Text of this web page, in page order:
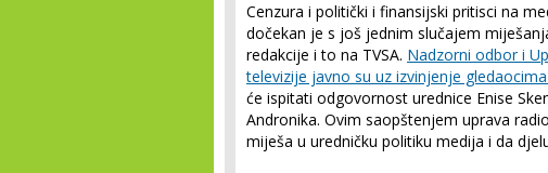
Cenzura i politički i finansijski pritisci na
dočekan je s još jednim slučajem
redakcije i to na TVSA. Nadzorni odbor i
televizije javno su uz izvinjenje
će ispitati odgovornost urednice Enise
Andronika. Ovim saopštenjem uprava
miješa u uredničku politiku medija i da